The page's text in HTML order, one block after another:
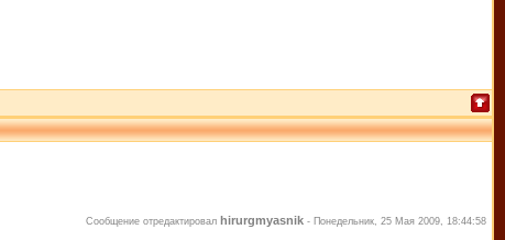
Сообщение отредактировал hirurgmyasnik - Понедельник, 25 Мая 2009, 18:44:58